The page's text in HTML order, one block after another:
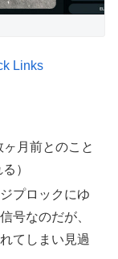
Links
月前とのこと
）
プロックにゆ
号なのだが、
てしまい見過